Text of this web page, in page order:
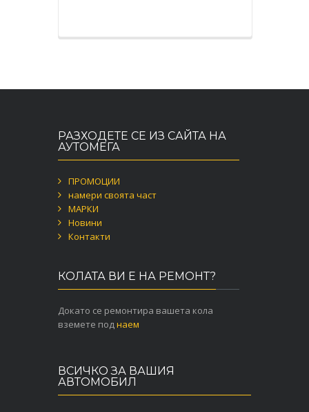
РАЗХОДЕТЕ СЕ ИЗ САЙТА НА
АУТОМЕГА
ПРОМОЦИИ
намери своята част
МАРКИ
Новини
Контакти
КОЛАТА ВИ Е НА РЕМОНТ?
Докато се ремонтира вашета кола
вземете поднаем
ВСИЧКО ЗА ВАШИЯ
АВТОМОБИЛ